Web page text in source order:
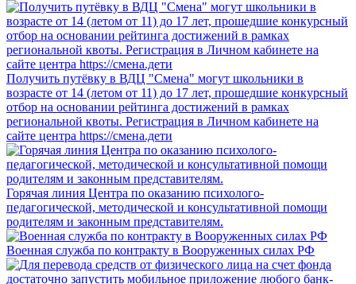
Получить путёвку в ВДЦ "Смена" могут школьники в
возрасте от 14 (летом от 11) до 17 лет, прошедшие конкурсный
отбор на основании рейтинга достижений в рамках
региональной квоты. Регистрация в Личном кабинете на
сайте центра https://смена.дети
Горячая линия Центра по оказанию психолого-
педагогической, методической и консультативной помощи
родителям и законным представителям.
Военная служба по контракту в Вооруженных силах РФ